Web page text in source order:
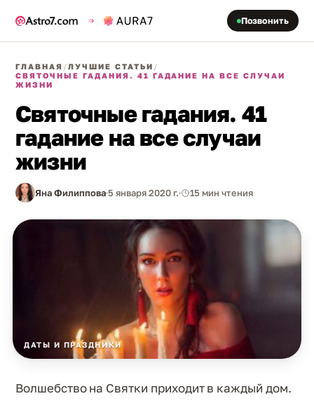
Позвонить
ГЛАВНАЯ /ЛУЧШИЕ СТАТЬИ /
СВЯТОЧНЫЕ ГАДАНИЯ. 41 ГАДАНИЕ НА ВСЕ СЛУЧАИ
ЖИЗНИ
Святочные гадания. 41
гадание на все случаи
жизни
Яна Филиппова 5 января 2020 г. 15 мин чтения
ДАТЫ И ПРАЗДНИКИ
Волшебство на Святки приходит в каждый дом.